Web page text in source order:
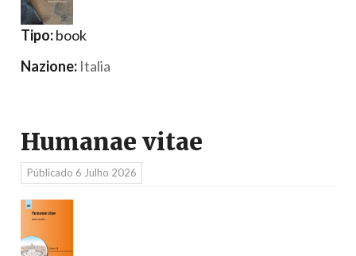
Tipo:book
Nazione: Italia
Humanae vitae
Públicado 6 Julho 2026